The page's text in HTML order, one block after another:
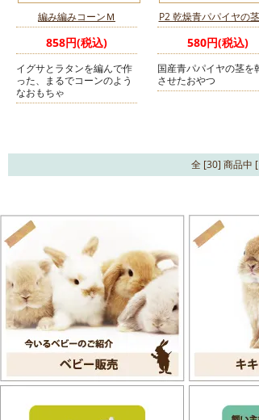
編み編みコーンＭ
858円(税込)
イグサとラタンを編んで作
った、まるでコーンのよう
なおもちゃ
P2 乾燥青パパイヤの
580円(税込)
国産青パパイヤの茎を
させたおやつ
全 [30] 商品中